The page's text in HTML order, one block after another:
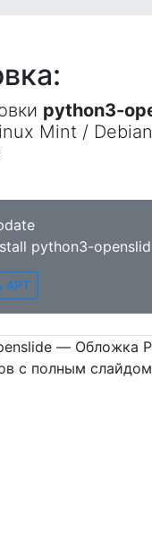
python3-
Mint /
python3-
APT